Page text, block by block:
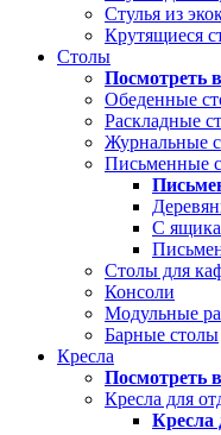
Стулья из
Крутящиеся
Столы
Посмотреть
Обеденные
Раскладные
Журнальные
Письменные
С
Столы для
Консоли
Модульные
Барные столы
Кресла
Посмотреть
Кресла для
Кресла